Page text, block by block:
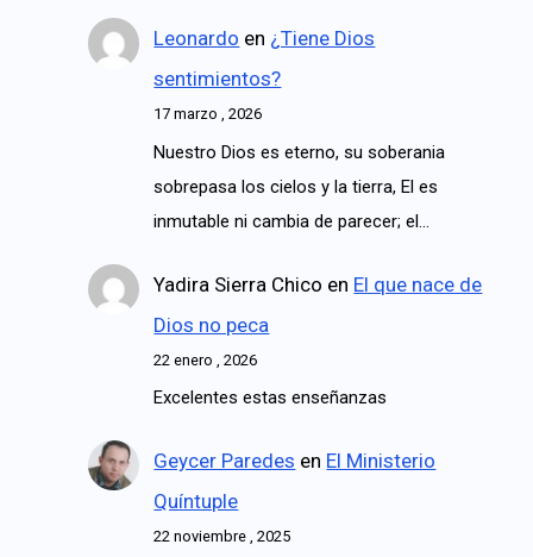
Leonardo en ¿Tiene Dios
sentimientos?
17 marzo , 2026
Nuestro Dios es eterno, su soberania
sobrepasa los cielos y la tierra, El es
inmutable ni cambia de parecer; el…
Yadira Sierra Chico en El que nace de
Dios no peca
22 enero , 2026
Excelentes estas enseñanzas
Geycer Paredes en El Ministerio
Quíntuple
22 noviembre , 2025